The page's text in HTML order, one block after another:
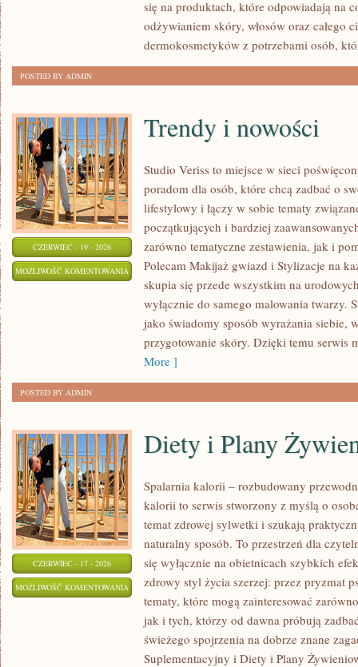
się na produktach, które odpowiadają na
odżywianiem skóry, włosów oraz całego
dermokosmetyków z potrzebami osób,
POSTED BY ADMIN
CZERWIEC - 19 - 2026
MOŻLIWOŚĆ KOMENTOWANIA TRENDY
NOWOŚCI
Trendy i nowości
Studio Veriss to miejsce w sieci
poradom dla osób, które chcą zadbać o
lifestylowy i łączy w sobie tematy
początkujących i bardziej
zarówno tematyczne zestawienia, jak i
Polecam Makijaż gwiazd i Stylizacje na
skupia się przede wszystkim na
wyłącznie do samego malowania twarzy.
jako świadomy sposób wyrażania siebie,
przygotowanie skóry. Dzięki temu serwis
More ]
POSTED BY ADMIN
CZERWIEC - 17 - 2026
MOŻLIWOŚĆ KOMENTOWANIA DIETY
PLANY
ŻYWIENIOWE
Diety i Plany
Spalarnia kalorii – rozbudowany
kalorii to serwis stworzony z myślą o
temat zdrowej sylwetki i szukają
naturalny sposób. To przestrzeń dla
się wyłącznie na obietnicach szybkich
zdrowy styl życia szerzej: przez pryzmat
tematy, które mogą zainteresować
jak i tych, którzy od dawna próbują
świeżego spojrzenia na dobrze znane
Suplementacyjny i Diety i Plany